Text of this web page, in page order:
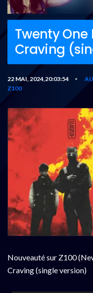
Twenty One
Craving
22 MAI, 2024,20:03:54 •
Z100
Nouveauté sur Z100
Craving (single version)